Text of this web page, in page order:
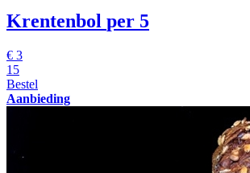
Krentenbol per 5
€ 3
15
Bestel
Aanbieding